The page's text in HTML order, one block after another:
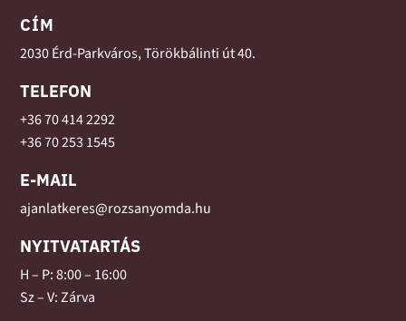
CÍM
2030 Érd-Parkváros, Törökbálinti út 40.
TELEFON
+36 70 414 2292
+3670 253 1545
E-MAIL
ajanlatkeres@rozsanyomda.hu
NYITVATARTÁS
H – P: 8:00 – 16:00
Sz – V: Zárva